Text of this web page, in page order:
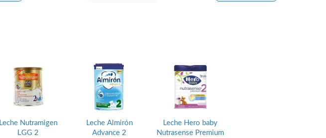
Leche Nutramigen
LGG 2
Leche Almirón
Advance 2
Leche Hero baby
Nutrasense Premium